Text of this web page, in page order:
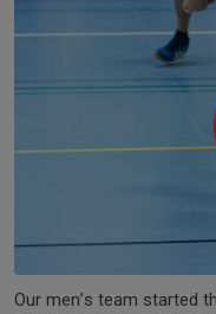
Our men’s team started